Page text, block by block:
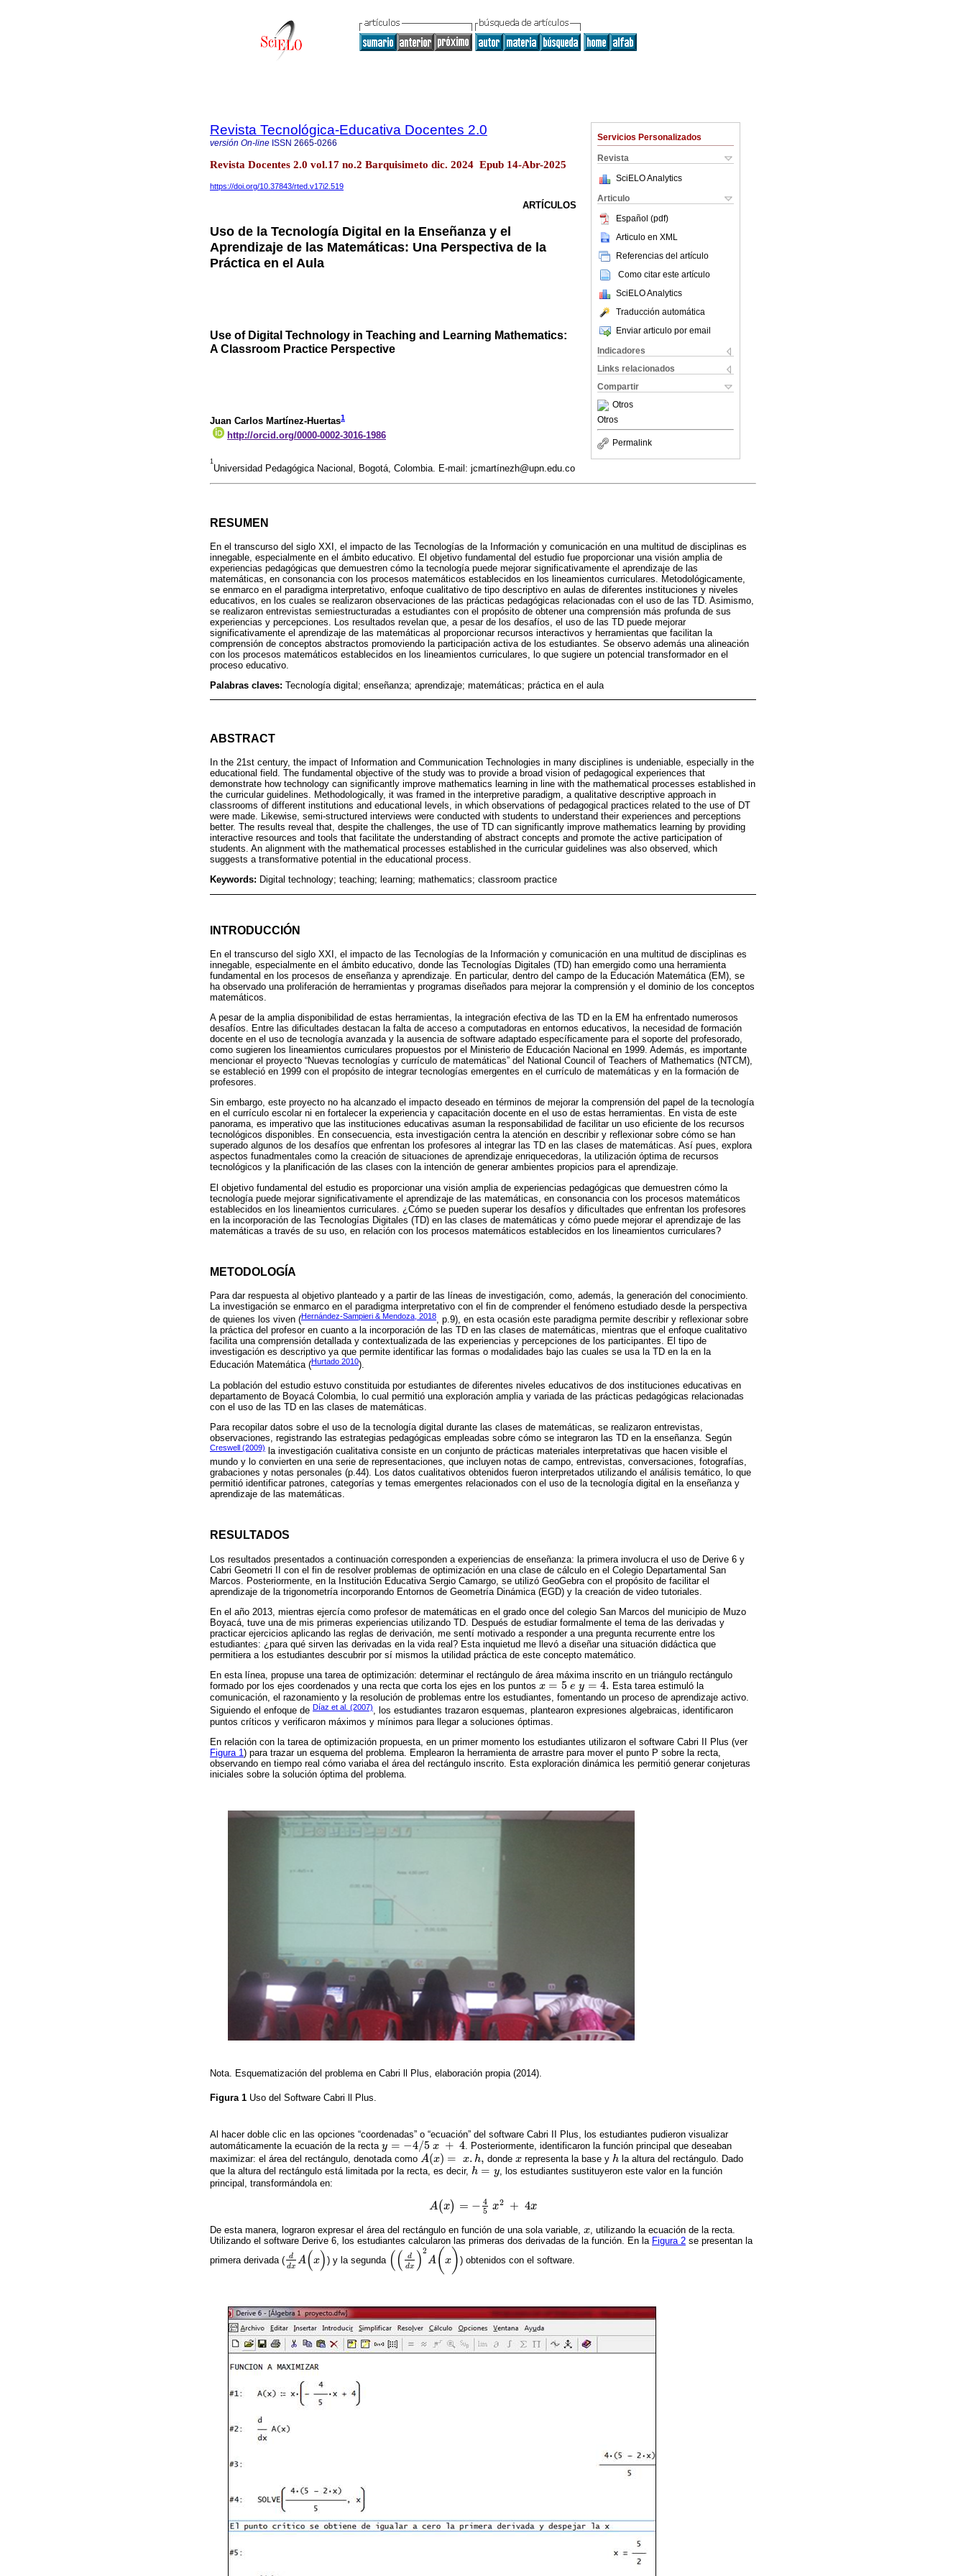
Servicios Personalizados
Revista
SciELO Analytics
Articulo
Español (pdf)
Articulo en XML
Referencias del artículo
Como citar este artículo
SciELO Analytics
Traducción automática
Enviar articulo por email
Indicadores
Links relacionados
Compartir
Otros
Otros
Permalink
Revista Tecnológica-Educativa Docentes 2.0
versión On-line ISSN 2665-0266
Revista Docentes 2.0 vol.17 no.2 Barquisimeto dic. 2024 Epub 14-Abr-2025
https://doi.org/10.37843/rted.v17i2.519
ARTÍCULOS
Uso de la Tecnología Digital en la Enseñanza y el
Aprendizaje de las Matemáticas: Una Perspectiva de la
Práctica en el Aula
Use of Digital Technology in Teaching and Learning Mathematics:
A Classroom Practice Perspective
Juan Carlos Martínez-Huertas1
http://orcid.org/0000-0002-3016-1986
1
Universidad Pedagógica Nacional, Bogotá, Colombia. E-mail: jcmartínezh@upn.edu.co
RESUMEN
En el transcurso del siglo XXI, el impacto de las Tecnologías de la Información y comunicación en una multitud de disciplinas es
innegable, especialmente en el ámbito educativo. El objetivo fundamental del estudio fue proporcionar una visión amplia de
experiencias pedagógicas que demuestren cómo la tecnología puede mejorar significativamente el aprendizaje de las
matemáticas, en consonancia con los procesos matemáticos establecidos en los lineamientos curriculares. Metodológicamente,
se enmarco en el paradigma interpretativo, enfoque cualitativo de tipo descriptivo en aulas de diferentes instituciones y niveles
educativos, en los cuales se realizaron observaciones de las prácticas pedagógicas relacionadas con el uso de las TD. Asimismo,
se realizaron entrevistas semiestructuradas a estudiantes con el propósito de obtener una comprensión más profunda de sus
experiencias y percepciones. Los resultados revelan que, a pesar de los desafíos, el uso de las TD puede mejorar
significativamente el aprendizaje de las matemáticas al proporcionar recursos interactivos y herramientas que facilitan la
comprensión de conceptos abstractos promoviendo la participación activa de los estudiantes. Se observo además una alineación
con los procesos matemáticos establecidos en los lineamientos curriculares, lo que sugiere un potencial transformador en el
proceso educativo.
Palabras claves: Tecnología digital; enseñanza; aprendizaje; matemáticas; práctica en el aula
ABSTRACT
In the 21st century, the impact of Information and Communication Technologies in many disciplines is undeniable, especially in the
educational field. The fundamental objective of the study was to provide a broad vision of pedagogical experiences that
demonstrate how technology can significantly improve mathematics learning in line with the mathematical processes established in
the curricular guidelines. Methodologically, it was framed in the interpretive paradigm, a qualitative descriptive approach in
classrooms of different institutions and educational levels, in which observations of pedagogical practices related to the use of DT
were made. Likewise, semi-structured interviews were conducted with students to understand their experiences and perceptions
better. The results reveal that, despite the challenges, the use of TD can significantly improve mathematics learning by providing
interactive resources and tools that facilitate the understanding of abstract concepts and promote the active participation of
students. An alignment with the mathematical processes established in the curricular guidelines was also observed, which
suggests a transformative potential in the educational process.
Keywords: Digital technology; teaching; learning; mathematics; classroom practice
INTRODUCCIÓN
En el transcurso del siglo XXI, el impacto de las Tecnologías de la Información y comunicación en una multitud de disciplinas es
innegable, especialmente en el ámbito educativo, donde las Tecnologías Digitales (TD) han emergido como una herramienta
fundamental en los procesos de enseñanza y aprendizaje. En particular, dentro del campo de la Educación Matemática (EM), se
ha observado una proliferación de herramientas y programas diseñados para mejorar la comprensión y el dominio de los conceptos
matemáticos.
A pesar de la amplia disponibilidad de estas herramientas, la integración efectiva de las TD en la EM ha enfrentado numerosos
desafíos. Entre las dificultades destacan la falta de acceso a computadoras en entornos educativos, la necesidad de formación
docente en el uso de tecnología avanzada y la ausencia de software adaptado específicamente para el soporte del profesorado,
como sugieren los lineamientos curriculares propuestos por el Ministerio de Educación Nacional en 1999. Además, es importante
mencionar el proyecto “Nuevas tecnologías y currículo de matemáticas” del National Council of Teachers of Mathematics (NTCM),
se estableció en 1999 con el propósito de integrar tecnologías emergentes en el currículo de matemáticas y en la formación de
profesores.
Sin embargo, este proyecto no ha alcanzado el impacto deseado en términos de mejorar la comprensión del papel de la tecnología
en el currículo escolar ni en fortalecer la experiencia y capacitación docente en el uso de estas herramientas. En vista de este
panorama, es imperativo que las instituciones educativas asuman la responsabilidad de facilitar un uso eficiente de los recursos
tecnológicos disponibles. En consecuencia, esta investigación centra la atención en describir y reflexionar sobre cómo se han
superado algunos de los desafíos que enfrentan los profesores al integrar las TD en las clases de matemáticas. Así pues, explora
aspectos funadmentales como la creación de situaciones de aprendizaje enriquecedoras, la utilización óptima de recursos
tecnológicos y la planificación de las clases con la intención de generar ambientes propicios para el aprendizaje.
El objetivo fundamental del estudio es proporcionar una visión amplia de experiencias pedagógicas que demuestren cómo la
tecnología puede mejorar significativamente el aprendizaje de las matemáticas, en consonancia con los procesos matemáticos
establecidos en los lineamientos curriculares. ¿Cómo se pueden superar los desafíos y dificultades que enfrentan los profesores
en la incorporación de las Tecnologías Digitales (TD) en las clases de matemáticas y cómo puede mejorar el aprendizaje de las
matemáticas a través de su uso, en relación con los procesos matemáticos establecidos en los lineamientos curriculares?
METODOLOGÍA
Para dar respuesta al objetivo planteado y a partir de las líneas de investigación, como, además, la generación del conocimiento.
La investigación se enmarco en el paradigma interpretativo con el fin de comprender el fenómeno estudiado desde la perspectiva
de quienes los viven (Hernández-Sampieri & Mendoza, 2018, p.9), en esta ocasión este paradigma permite describir y reflexionar sobre
la práctica del profesor en cuanto a la incorporación de las TD en las clases de matemáticas, mientras que el enfoque cualitativo
facilita una comprensión detallada y contextualizada de las experiencias y percepciones de los participantes. El tipo de
investigación es descriptivo ya que permite identificar las formas o modalidades bajo las cuales se usa la TD en la en la
Educación Matemática (Hurtado 2010).
La población del estudio estuvo constituida por estudiantes de diferentes niveles educativos de dos instituciones educativas en
departamento de Boyacá Colombia, lo cual permitió una exploración amplia y variada de las prácticas pedagógicas relacionadas
con el uso de las TD en las clases de matemáticas.
Para recopilar datos sobre el uso de la tecnología digital durante las clases de matemáticas, se realizaron entrevistas,
observaciones, registrando las estrategias pedagógicas empleadas sobre cómo se integraron las TD en la enseñanza. Según
Creswell (2009)
la investigación cualitativa consiste en un conjunto de prácticas materiales interpretativas que hacen visible el
mundo y lo convierten en una serie de representaciones, que incluyen notas de campo, entrevistas, conversaciones, fotografías,
grabaciones y notas personales (p.44). Los datos cualitativos obtenidos fueron interpretados utilizando el análisis temático, lo que
permitió identificar patrones, categorías y temas emergentes relacionados con el uso de la tecnología digital en la enseñanza y
aprendizaje de las matemáticas.
RESULTADOS
Los resultados presentados a continuación corresponden a experiencias de enseñanza: la primera involucra el uso de Derive 6 y
Cabri Geometri II con el fin de resolver problemas de optimización en una clase de cálculo en el Colegio Departamental San
Marcos. Posteriormente, en la Institución Educativa Sergio Camargo, se utilizó GeoGebra con el propósito de facilitar el
aprendizaje de la trigonometría incorporando Entornos de Geometría Dinámica (EGD) y la creación de video tutoriales.
En el año 2013, mientras ejercía como profesor de matemáticas en el grado once del colegio San Marcos del municipio de Muzo
Boyacá, tuve una de mis primeras experiencias utilizando TD. Después de estudiar formalmente el tema de las derivadas y
practicar ejercicios aplicando las reglas de derivación, me sentí motivado a responder a una pregunta recurrente entre los
estudiantes: ¿para qué sirven las derivadas en la vida real? Esta inquietud me llevó a diseñar una situación didáctica que
permitiera a los estudiantes descubrir por sí mismos la utilidad práctica de este concepto matemático.
En esta línea, propuse una tarea de optimización: determinar el rectángulo de área máxima inscrito en un triángulo rectángulo
formado por los ejes coordenados y una recta que corta los ejes en los puntos x = 5 e y = 4.
x=5 e y= 4.
Esta tarea estimuló la
comunicación, el razonamiento y la resolución de problemas entre los estudiantes, fomentando un proceso de aprendizaje activo.
Siguiendo el enfoque de Díaz et al. (2007), los estudiantes trazaron esquemas, plantearon expresiones algebraicas, identificaron
puntos críticos y verificaron máximos y mínimos para llegar a soluciones óptimas.
En relación con la tarea de optimización propuesta, en un primer momento los estudiantes utilizaron el software Cabri II Plus (ver
Figura 1) para trazar un esquema del problema. Emplearon la herramienta de arrastre para mover el punto P sobre la recta,
observando en tiempo real cómo variaba el área del rectángulo inscrito. Esta exploración dinámica les permitió generar conjeturas
iniciales sobre la solución óptima del problema.
Nota. Esquematización del problema en Cabri ll Plus, elaboración propia (2014).
Figura 1 Uso del Software Cabri ll Plus.
Al hacer doble clic en las opciones “coordenadas” o “ecuación” del software Cabri II Plus, los estudiantes pudieron visualizar
automáticamente la ecuación de la recta y = −4/5 x + 4
y=-4 5 x + 4
. Posteriormente, identificaron la función principal que deseaban
maximizar: el área del rectángulo, denotada como A(x) = x. h,
A(x)= x.h donde x
xrepresenta la base y h
hla altura del rectángulo. Dado
que la altura del rectángulo está limitada por la recta, es decir, h = y
h=y
, los estudiantes sustituyeron este valor en la función
principal, transformándola en:
A(x) = − 4
5 x2 + 4x
A(x)=- 45 x2 + 4x
De esta manera, lograron expresar el área del rectángulo en función de una sola variable, x
x
, utilizando la ecuación de la recta.
Utilizando el software Derive 6, los estudiantes calcularon las primeras dos derivadas de la función. En la Figura 2 se presentan la
primera derivada (
d
dx A(x)
ddxA (x) ) y la segunda ((
d
dx )2
A( x)
(( d dx)2 A x) ) obtenidos con el software.